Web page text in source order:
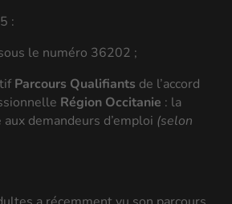
:
le numéro 36202 ;
Parcours Qualifiants de l’accord
Région Occitanie : la
demandeurs d’emploi (selon